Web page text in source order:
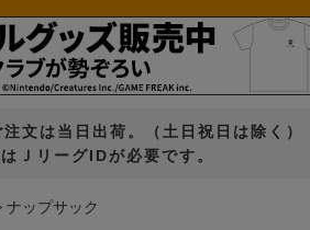
文は当日出荷。（土日祝日は除く）
ＪリーグIDが必要です。
ナップサック